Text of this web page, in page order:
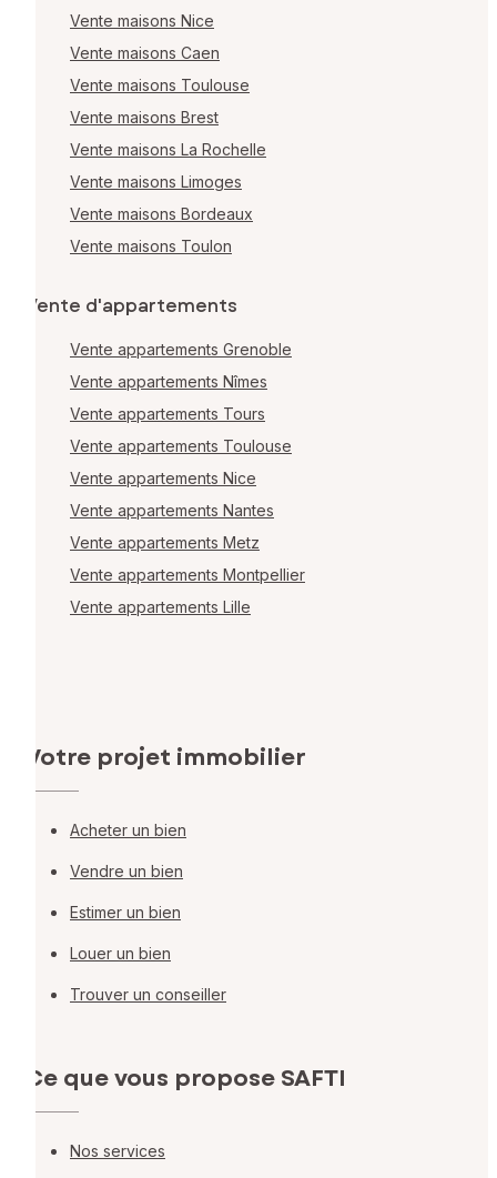
Vente maisons Nice
Vente maisons Caen
Vente maisons Toulouse
Vente maisons Brest
Vente maisons La Rochelle
Vente maisons Limoges
Vente maisons Bordeaux
Vente maisons Toulon
Vente d'appartements
Vente appartements Grenoble
Vente appartements Nîmes
Vente appartements Tours
Vente appartements Toulouse
Vente appartements Nice
Vente appartements Nantes
Vente appartements Metz
Vente appartements Montpellier
Vente appartements Lille
Votre projet immobilier
Acheter un bien
Vendre un bien
Estimer un bien
Louer un bien
Trouver un conseiller
Ce que vous propose SAFTI
Nos services